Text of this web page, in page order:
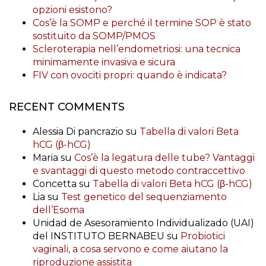
opzioni esistono?
Cos’è la SOMP e perché il termine SOP è stato
sostituito da SOMP/PMOS
Scleroterapia nell’endometriosi: una tecnica
minimamente invasiva e sicura
FIV con ovociti propri: quando è indicata?
RECENT COMMENTS
Alessia Di pancrazio su Tabella di valori Beta
hCG (β-hCG)
Maria su Cos’è la legatura delle tube? Vantaggi
e svantaggi di questo metodo contraccettivo
Concetta su Tabella di valori Beta hCG (β-hCG)
Lia su Test genetico del sequenziamento
dell’Esoma
Unidad de Asesoramiento Individualizado (UAI)
del INSTITUTO BERNABEU su Probiotici
vaginali, a cosa servono e come aiutano la
riproduzione assistita